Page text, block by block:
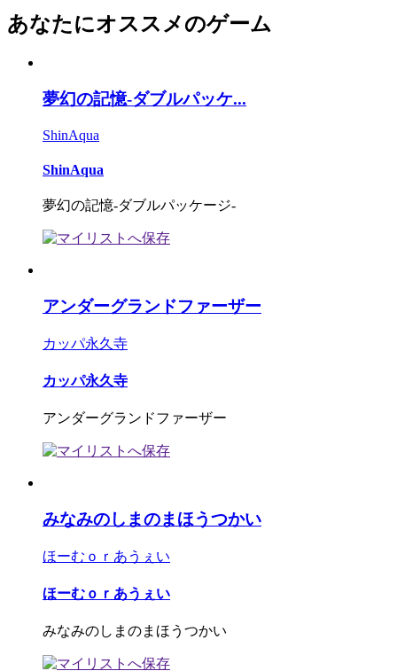
あなたにオススメのゲーム
夢幻の記憶-ダブルパッケ...
ShinAqua
ShinAqua
夢幻の記憶-ダブルパッケージ-
アンダーグランドファーザー
カッパ永久寺
カッパ永久寺
アンダーグランドファーザー
みなみのしまのまほうつかい
ほーむｏｒあうぇい
ほーむｏｒあうぇい
みなみのしまのまほうつかい